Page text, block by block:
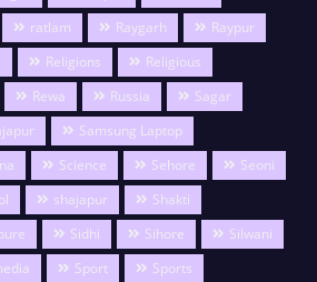
ratlam Raygarh
Raypur
Religions
Religious
Rewa Russia
Sagar
Samsung Laptop
Science Sehore
Seoni
shajapur
Shakti
Sidhi Sihore
Silwani
Sport
Sports